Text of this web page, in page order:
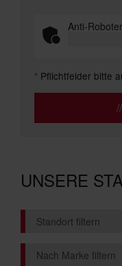
Anti-
* Pflichtfelder bitte
UNSERE